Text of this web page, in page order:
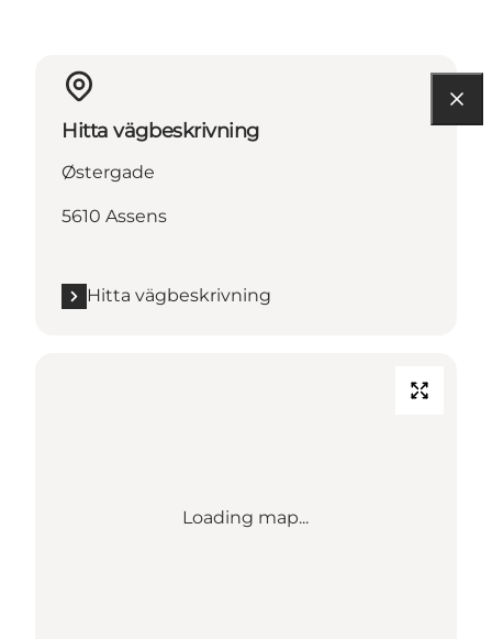
Hitta vägbeskrivning
Østergade
5610 Assens
Hitta vägbeskrivning
Loading map...